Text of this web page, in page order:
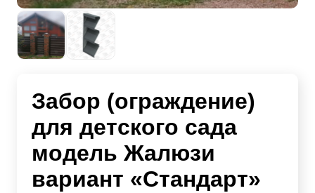
Забор (ограждение)
для детского сада
модель Жалюзи
вариант «Стандарт»